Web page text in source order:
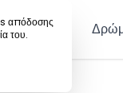
απόδοσης
του.Μέλη